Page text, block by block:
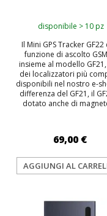
disponibile > 10 pz
Il Mini GPS Tracker GF22
funzione di ascolto
insieme al modello
dei localizzatori più
disponibili nel nostro e-
differenza del GF21, il
dotato anche di
69,00 €
AGGIUNGI AL